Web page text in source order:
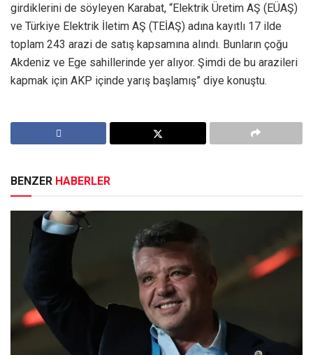
girdiklerini de söyleyen Karabat, “Elektrik Üretim AŞ (EÜAŞ)
ve Türkiye Elektrik İletim AŞ (TEİAŞ) adına kayıtlı 17 ilde
toplam 243 arazi de satış kapsamına alındı. Bunların çoğu
Akdeniz ve Ege sahillerinde yer alıyor. Şimdi de bu arazileri
kapmak için AKP içinde yarış başlamış” diye konuştu.
BENZER HABERLER